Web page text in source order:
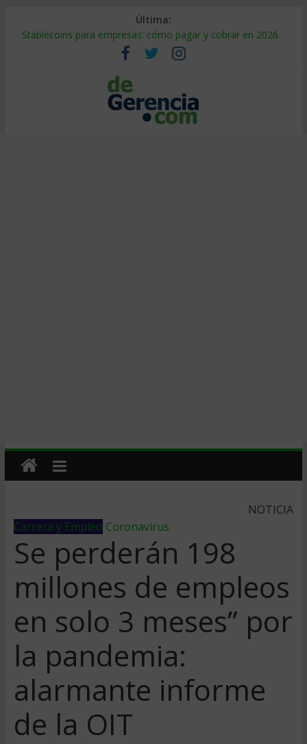
Última:
Stablecoins para empresas: cómo pagar y cobrar en 2026
Despido silencioso: qué es y por qué sale tan caro
IA en selección de personal: cómo auditarla a tiempo
Trabajo forzoso en la cadena de suministro: qué hacer
Mercado hispano de EE. UU.: cómo segmentarlo y venderle
NOTICIA
Carrera y Empleo Coronavirus
Se perderán 198
millones de empleos
en solo 3 meses” por
la pandemia:
alarmante informe
de la OIT